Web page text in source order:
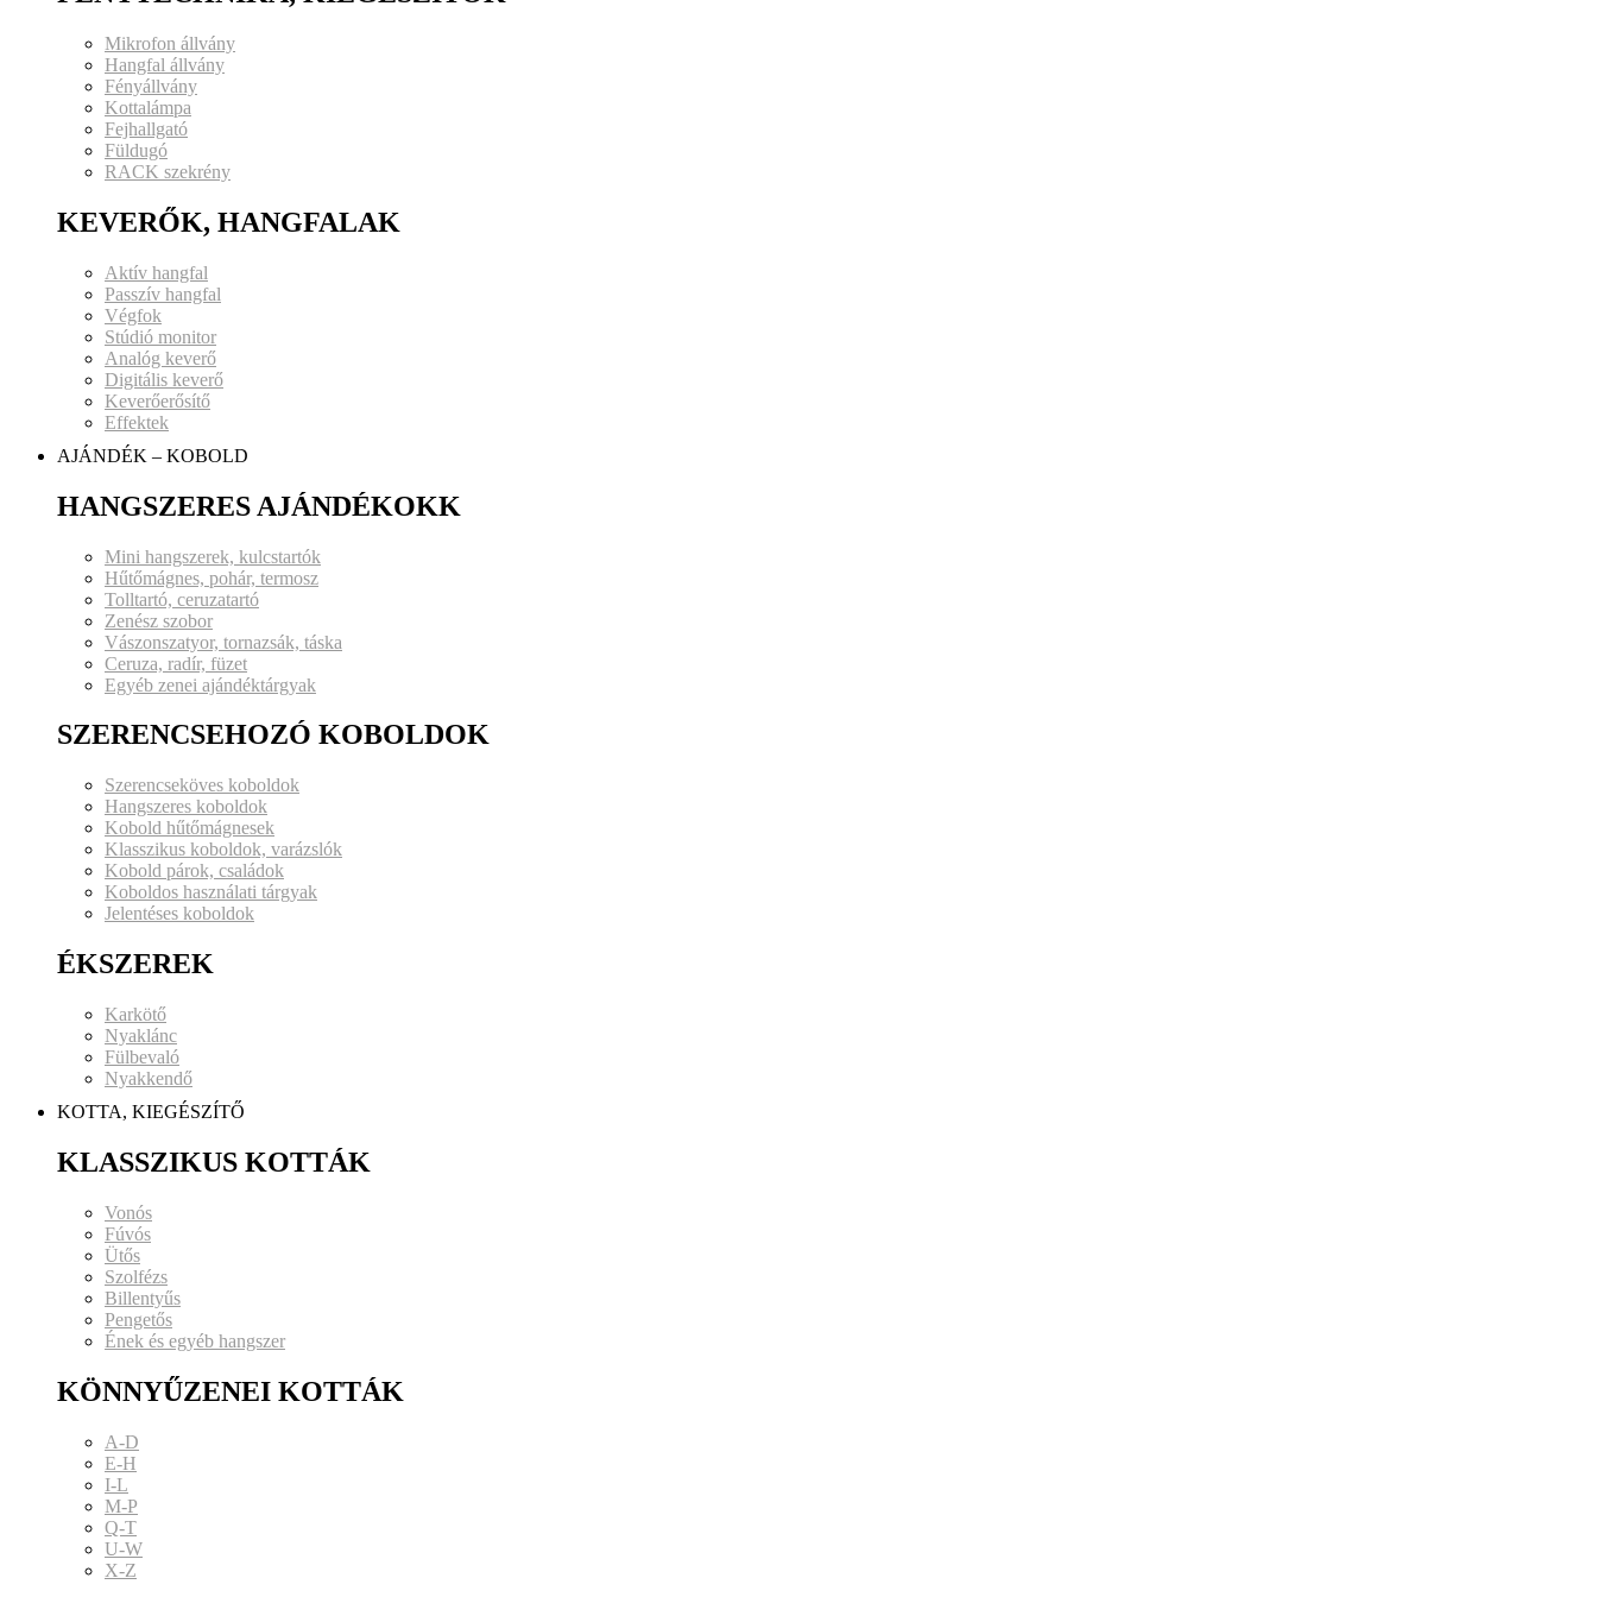
Mikrofon állvány
Hangfal állvány
Fényállvány
Kottalámpa
Fejhallgató
Füldugó
RACK szekrény
KEVERŐK, HANGFALAK
Aktív hangfal
Passzív hangfal
Végfok
Stúdió monitor
Analóg keverő
Digitális keverő
Keverőerősítő
Effektek
AJÁNDÉK – KOBOLD
HANGSZERES AJÁNDÉKOKK
Mini hangszerek, kulcstartók
Hűtőmágnes, pohár, termosz
Tolltartó, ceruzatartó
Zenész szobor
Vászonszatyor, tornazsák, táska
Ceruza, radír, füzet
Egyéb zenei ajándéktárgyak
SZERENCSEHOZÓ KOBOLDOK
Szerencseköves koboldok
Hangszeres koboldok
Kobold hűtőmágnesek
Klasszikus koboldok, varázslók
Kobold párok, családok
Koboldos használati tárgyak
Jelentéses koboldok
ÉKSZEREK
Karkötő
Nyaklánc
Fülbevaló
Nyakkendő
KOTTA, KIEGÉSZÍTŐ
KLASSZIKUS KOTTÁK
Vonós
Fúvós
Ütős
Szolfézs
Billentyűs
Pengetős
Ének és egyéb hangszer
KÖNNYŰZENEI KOTTÁK
A-D
E-H
I-L
M-P
Q-T
U-W
X-Z